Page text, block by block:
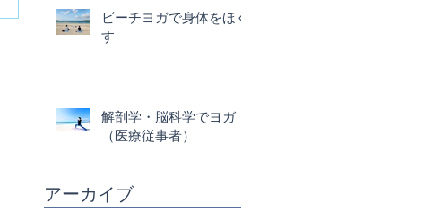
ビーチヨガで身体をほぐ
す
解剖学・脳科学でヨガ
（医療従事者）
アーカイブ